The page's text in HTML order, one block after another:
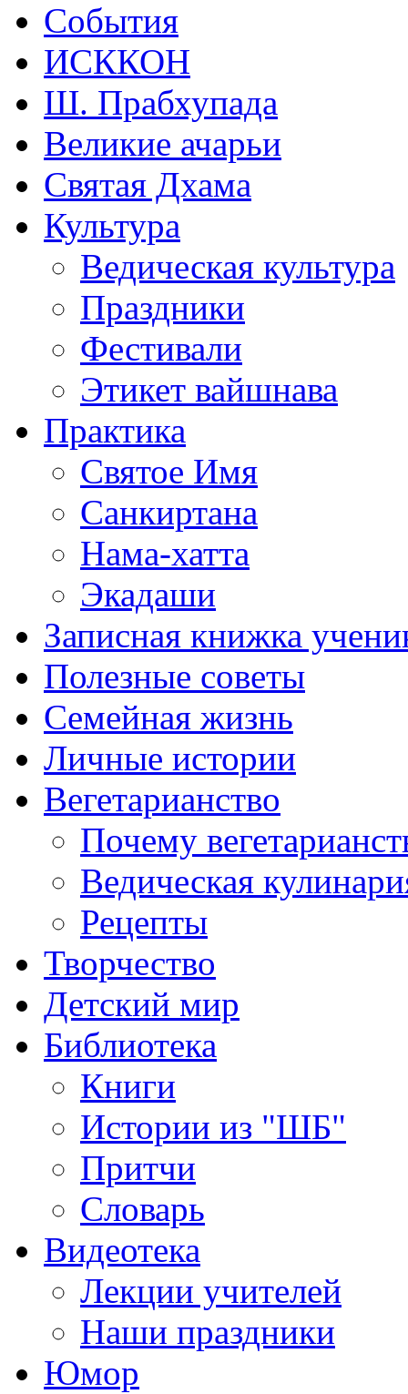
События
ИСККОН
Ш. Прабхупада
Великие ачарьи
Святая Дхама
Культура
Ведическая культура
Праздники
Фестивали
Этикет вайшнава
Практика
Святое Имя
Санкиртана
Нама-хатта
Экадаши
Записная книжка
Полезные советы
Семейная жизнь
Личные истории
Вегетарианство
Почему
Ведическая
Рецепты
Творчество
Детский мир
Библиотека
Книги
Истории из "ШБ"
Притчи
Словарь
Видеотека
Лекции учителей
Наши праздники
Юмор